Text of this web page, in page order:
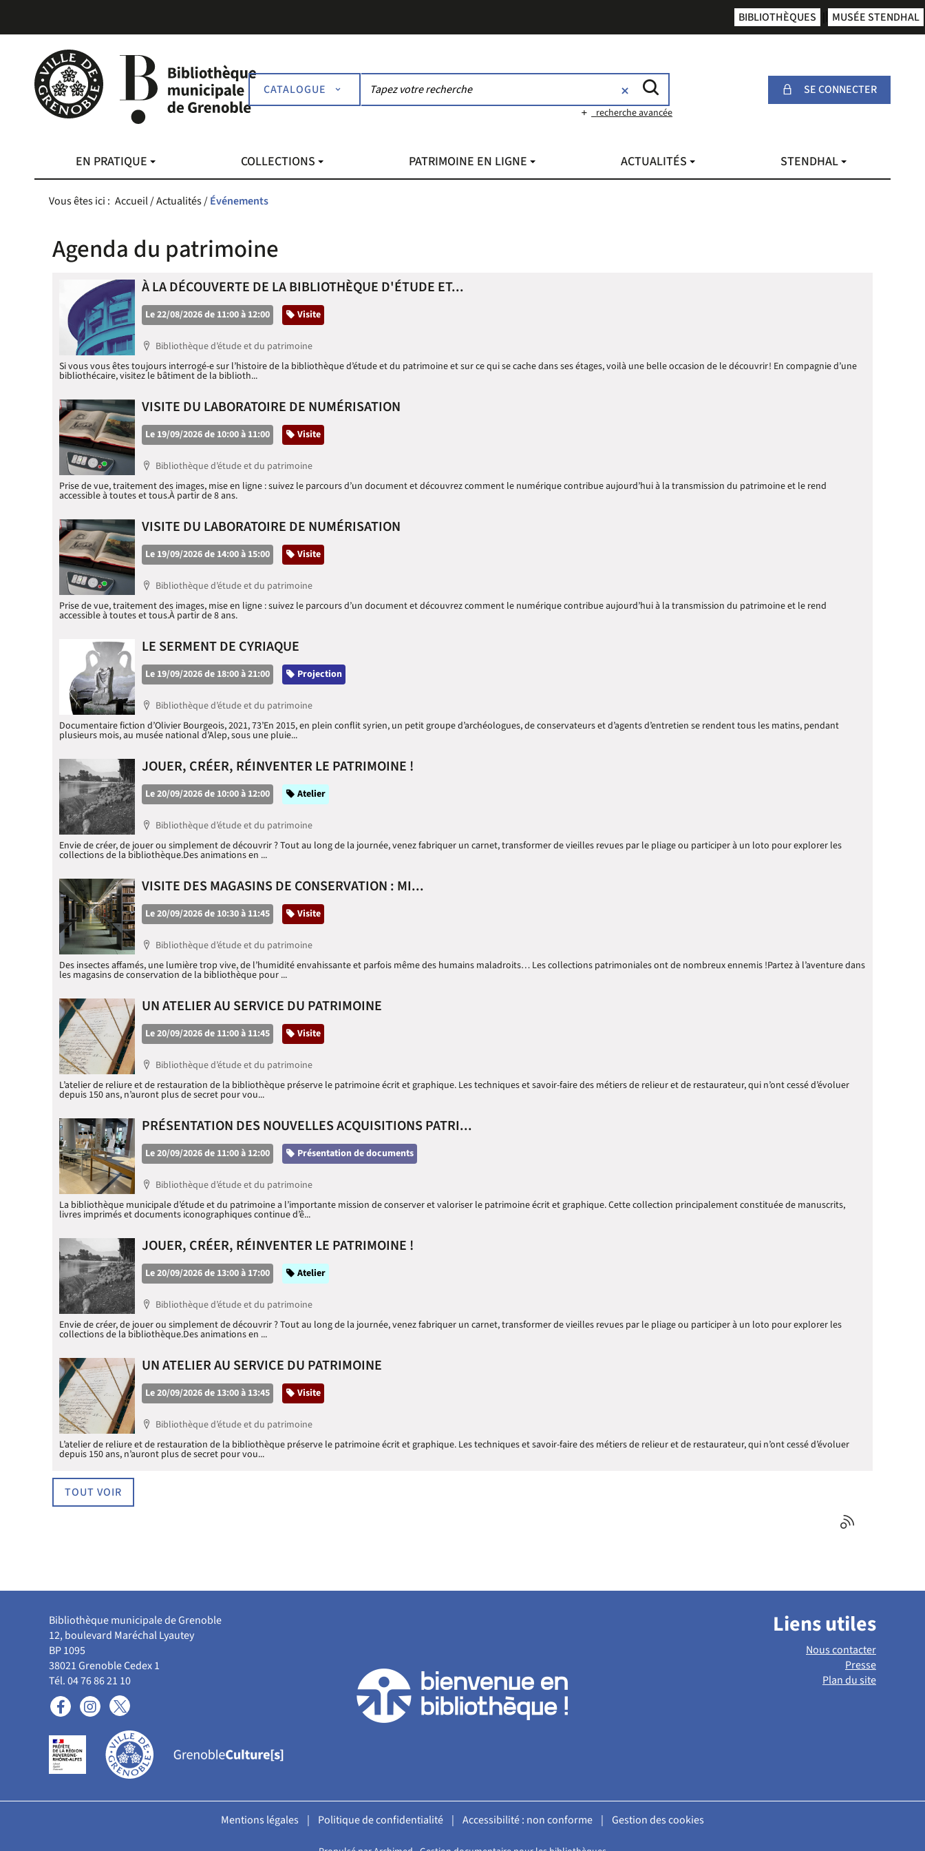
menu
contenu
la
BIBLIOTHÈQUES MUSÉE STENDHAL
CATALOGUE
recherche avancée
SE CONNECTER
EN PRATIQUE COLLECTIONS PATRIMOINE EN LIGNE ACTUALITÉS STENDHAL
Vous êtes ici : Accueil/Actualités/Événements
Agenda du patrimoine
À LA DÉCOUVERTE DE LA BIBLIOTHÈQUE D'ÉTUDE ET...
Le 22/08/2026 de 11:00 à 12:00 Catégorie
Visite
Localisation
Bibliothèque d’étude et du patrimoine
Si vous vous êtes toujours interrogé-e sur l’histoire de la bibliothèque d’étude et du patrimoine et sur ce qui se cache dans ses étages, voilà une belle occasion de le découvrir ! En compagnie d’une
bibliothécaire, visitez le bâtiment de la biblioth...
VISITE DU LABORATOIRE DE NUMÉRISATION
Le 19/09/2026 de 10:00 à 11:00 Catégorie
Visite
Localisation
Bibliothèque d’étude et du patrimoine
Prise de vue, traitement des images, mise en ligne : suivez le parcours d’un document et découvrez comment le numérique contribue aujourd’hui à la transmission du patrimoine et le rend
accessible à toutes et tous.À partir de 8 ans.
VISITE DU LABORATOIRE DE NUMÉRISATION
Le 19/09/2026 de 14:00 à 15:00 Catégorie
Visite
Localisation
Bibliothèque d’étude et du patrimoine
Prise de vue, traitement des images, mise en ligne : suivez le parcours d’un document et découvrez comment le numérique contribue aujourd’hui à la transmission du patrimoine et le rend
accessible à toutes et tous.À partir de 8 ans.
LE SERMENT DE CYRIAQUE
Le 19/09/2026 de 18:00 à 21:00 Catégorie
Projection
Localisation
Bibliothèque d’étude et du patrimoine
Documentaire fiction d’Olivier Bourgeois, 2021, 73’En 2015, en plein conflit syrien, un petit groupe d’archéologues, de conservateurs et d’agents d’entretien se rendent tous les matins, pendant
plusieurs mois, au musée national d’Alep, sous une pluie...
JOUER, CRÉER, RÉINVENTER LE PATRIMOINE !
Le 20/09/2026 de 10:00 à 12:00 Catégorie
Atelier
Localisation
Bibliothèque d’étude et du patrimoine
Envie de créer, de jouer ou simplement de découvrir ? Tout au long de la journée, venez fabriquer un carnet, transformer de vieilles revues par le pliage ou participer à un loto pour explorer les
collections de la bibliothèque.Des animations en ...
VISITE DES MAGASINS DE CONSERVATION : MI...
Le 20/09/2026 de 10:30 à 11:45 Catégorie
Visite
Localisation
Bibliothèque d’étude et du patrimoine
Des insectes affamés, une lumière trop vive, de l’humidité envahissante et parfois même des humains maladroits… Les collections patrimoniales ont de nombreux ennemis !Partez à l’aventure dans
les magasins de conservation de la bibliothèque pour ...
UN ATELIER AU SERVICE DU PATRIMOINE
Le 20/09/2026 de 11:00 à 11:45 Catégorie
Visite
Localisation
Bibliothèque d’étude et du patrimoine
L’atelier de reliure et de restauration de la bibliothèque préserve le patrimoine écrit et graphique. Les techniques et savoir-faire des métiers de relieur et de restaurateur, qui n’ont cessé d’évoluer
depuis 150 ans, n’auront plus de secret pour vou...
PRÉSENTATION DES NOUVELLES ACQUISITIONS PATRI...
Le 20/09/2026 de 11:00 à 12:00 Catégorie
Présentation de documents
Localisation
Bibliothèque d’étude et du patrimoine
La bibliothèque municipale d’étude et du patrimoine a l’importante mission de conserver et valoriser le patrimoine écrit et graphique. Cette collection principalement constituée de manuscrits,
livres imprimés et documents iconographiques continue d’ê...
JOUER, CRÉER, RÉINVENTER LE PATRIMOINE !
Le 20/09/2026 de 13:00 à 17:00 Catégorie
Atelier
Localisation
Bibliothèque d’étude et du patrimoine
Envie de créer, de jouer ou simplement de découvrir ? Tout au long de la journée, venez fabriquer un carnet, transformer de vieilles revues par le pliage ou participer à un loto pour explorer les
collections de la bibliothèque.Des animations en ...
UN ATELIER AU SERVICE DU PATRIMOINE
Le 20/09/2026 de 13:00 à 13:45 Catégorie
Visite
Localisation
Bibliothèque d’étude et du patrimoine
L’atelier de reliure et de restauration de la bibliothèque préserve le patrimoine écrit et graphique. Les techniques et savoir-faire des métiers de relieur et de restaurateur, qui n’ont cessé d’évoluer
depuis 150 ans, n’auront plus de secret pour vou...
TOUT VOIR
Bibliothèque municipale de Grenoble
12, boulevard Maréchal Lyautey
BP 1095
38021 Grenoble Cedex 1
Tél. 04 76 86 21 10
Liens utiles
Nous contacter
Presse
Plan du site
Mentions légales | Politique de confidentialité | Accessibilité : non conforme | Gestion des cookies